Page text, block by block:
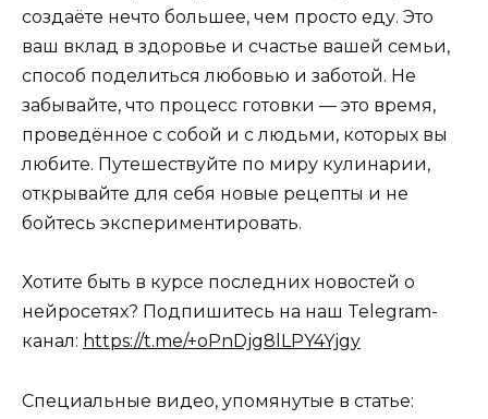
создаёте нечто большее, чем просто еду. Это
ваш вклад в здоровье и счастье вашей семьи,
способ поделиться любовью и заботой. Не
забывайте, что процесс готовки — это время,
проведённое с собой и с людьми, которых вы
любите. Путешествуйте по миру кулинарии,
открывайте для себя новые рецепты и не
бойтесь экспериментировать.
Хотите быть в курсе последних новостей о
нейросетях? Подпишитесь на наш Telegram-
канал: https://t.me/+oPnDjg8lLPY4Yjgy
Специальные видео, упомянутые в статье: